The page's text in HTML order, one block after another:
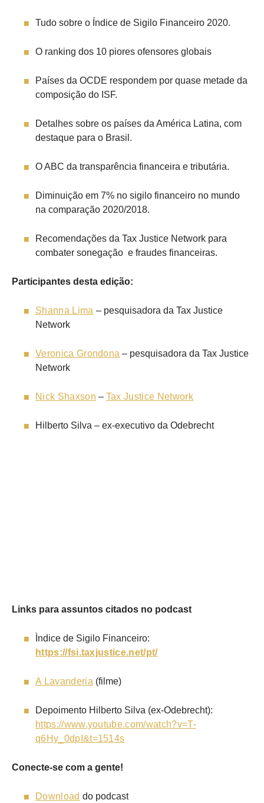
Tudo sobre o Índice de Sigilo Financeiro 2020.
O ranking dos 10 piores ofensores globais
Países da OCDE respondem por quase metade da
composição do ISF.
Detalhes sobre os países da América Latina, com
destaque para o Brasil.
O ABC da transparência financeira e tributária.
Diminuição em 7% no sigilo financeiro no mundo
na comparação 2020/2018.
Recomendações da Tax Justice Network para
combater sonegação e fraudes financeiras.
Participantes desta edição:
Shanna Lima – pesquisadora da Tax Justice
Network
Veronica Grondona – pesquisadora da Tax Justice
Network
Nick Shaxson – Tax Justice Network
Hilberto Silva – ex-executivo da Odebrecht
Links para assuntos citados no podcast
Ìndice de Sigilo Financeiro:
https://fsi.taxjustice.net/pt/
A Lavanderia (filme)
Depoimento Hilberto Silva (ex-Odebrecht):
https://www.youtube.com/watch?v=T-
q6Hy_0dpI&t=1514s
Conecte-se com a gente!
Download do podcast